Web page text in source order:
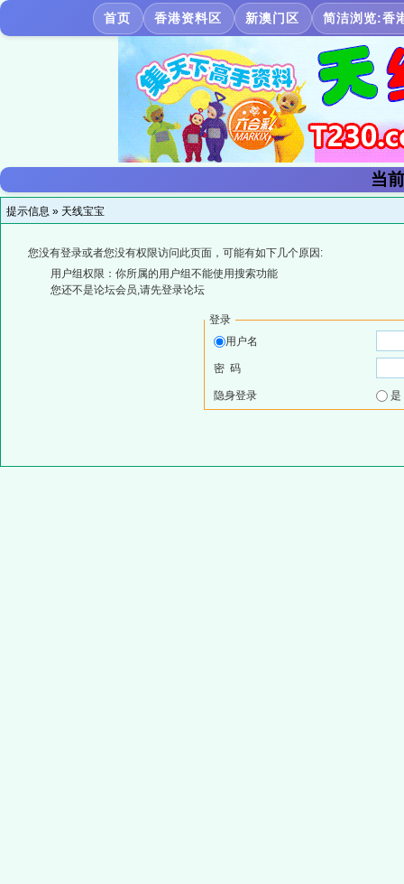
首页 香港资料区 新澳门区 简洁浏览:香
当
提示信息 » 天线宝宝
您没有登录或者您没有权限访问此页面，可能有如下几个原因:
用户组权限：你所属的用户组不能使用搜索功能
您还不是论坛会员,请先登录论坛
登录
用户名
密 码
隐身登录